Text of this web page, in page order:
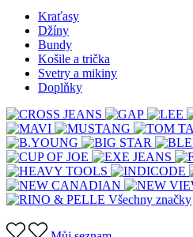
Kraťasy
Džíny
Bundy
Košile a trička
Svetry a mikiny
Doplňky
Všechny značky